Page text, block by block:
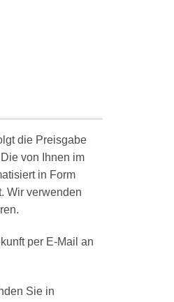
die Preisgabe
von Ihnen im
in Form
Wir verwenden
per E-Mail an
Sie in